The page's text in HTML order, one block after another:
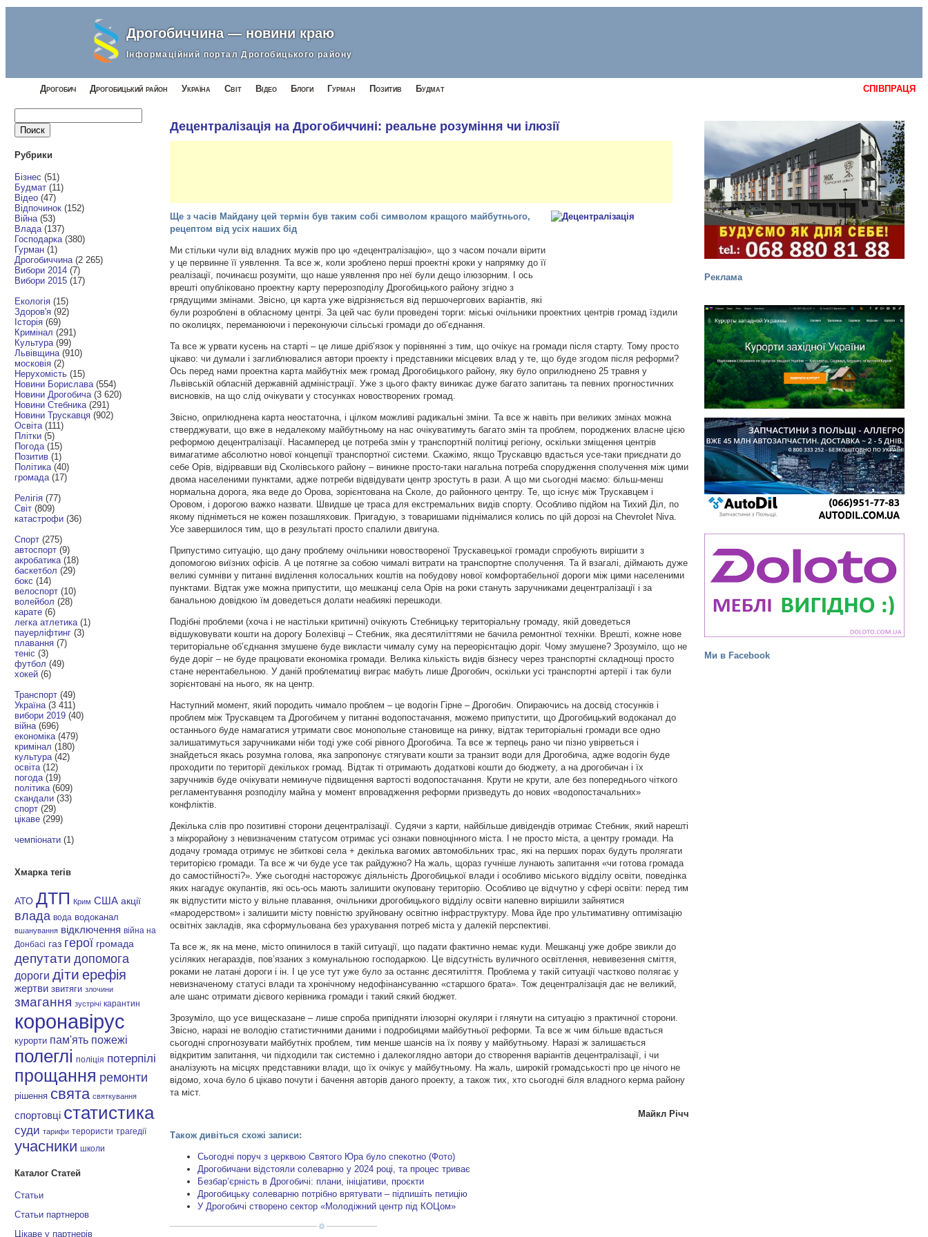
Дрогобиччина — новини краю
Інформаційний портал Дрогобицького району
Дрогобич Дрогобицький район Україна Світ Відео Блоги Гурман СПІВПРАЦЯ
Позитив Будмат
Реклама
Ми в Facebook
Рубрики
Бізнес (51)
Будмат (11)
Відео (47)
Відпочинок (152)
Війна (53)
Влада (137)
Господарка (380)
Гурман (1)
Дрогобиччина (2 265)
Вибори 2014 (7)
Вибори 2015 (17)
Екологія (15)
Здоров'я (92)
Історія (69)
Кримінал (291)
Культура (99)
Львівщина (910)
московія (2)
Нерухомість (15)
Новини Борислава (554)
Новини Дрогобича (3 620)
Новини Стебника (291)
Новини Трускавця (902)
Освіта (111)
Плітки (5)
Погода (15)
Позитив (1)
Політика (40)
громада (17)
Релігія (77)
Світ (809)
катастрофи (36)
Спорт (275)
автоспорт (9)
акробатика (18)
баскетбол (29)
бокс (14)
велоспорт (10)
волейбол (28)
карате (6)
легка атлетика (1)
пауерліфтинг (3)
плавання (7)
теніс (3)
футбол (49)
хокей (6)
Транспорт (49)
Україна (3 411)
вибори 2019 (40)
війна (696)
економіка (479)
кримінал (180)
культура (42)
освіта (12)
погода (19)
політика (609)
скандали (33)
спорт (29)
цікаве (299)
чемпіонати (1)
Хмарка тегів
АТО ДТП Крим США акції
влада вода водоканал
вшанування відключення війна на
Донбасі газ герої громада
депутати допомога
дороги діти ерефія
жертви звитяги злочини
змагання зустрічі карантин
коронавірус
курорти пам'ять пожежі
полеглі поліція потерпілі
прощання ремонти
рішення свята святкування
спортовці статистика
суди тарифи терористи трагедії
учасники школи
Каталог Статей
Статьи
Статьи партнеров
Цікаве у партнерів
Децентралізація на Дрогобиччині: реальне розуміння чи ілюзії
Ще з часів Майдану цей термін був таким собі символом кращого майбутнього,
рецептом від усіх наших бід
Ми стільки чули від владних мужів про цю «децентралізацію», що з часом почали вірити
у це первинне її уявлення. Та все ж, коли зроблено перші проектні кроки у напрямку до її
реалізації, починаєш розуміти, що наше уявлення про неї були дещо ілюзорним. І ось
врешті опубліковано проектну карту перерозподілу Дрогобицького району згідно з
грядущими змінами. Звісно, ця карта уже відрізняється від першочергових варіантів, які
були розроблені в обласному центрі. За цей час були проведені торги: міські очільники проектних центрів громад їздили
по околицях, переманюючи і переконуючи сільські громади до об’єднання.
Та все ж урвати кусень на старті – це лише дріб’язок у порівнянні з тим, що очікує на громади після старту. Тому просто
цікаво: чи думали і заглиблювалися автори проекту і представники місцевих влад у те, що буде згодом після реформи?
Ось перед нами проектна карта майбутніх меж громад Дрогобицького району, яку було оприлюднено 25 травня у
Львівській обласній державній адміністрації. Уже з цього факту виникає дуже багато запитань та певних прогностичних
висновків, на що слід очікувати у стосунках новостворених громад.
Звісно, оприлюднена карта неостаточна, і цілком можливі радикальні зміни. Та все ж навіть при великих змінах можна
стверджувати, що вже в недалекому майбутньому на нас очікуватимуть багато змін та проблем, породжених власне цією
реформою децентралізації. Насамперед це потреба змін у транспортній політиці регіону, оскільки зміщення центрів
вимагатиме абсолютно нової концепції транспортної системи. Скажімо, якщо Трускавцю вдасться усе-таки приєднати до
себе Орів, відірвавши від Сколівського району – виникне просто-таки нагальна потреба спорудження сполучення між цими
двома населеними пунктами, адже потреби відвідувати центр зростуть в рази. А що ми сьогодні маємо: більш-менш
нормальна дорога, яка веде до Орова, зорієнтована на Сколе, до районного центру. Те, що існує між Трускавцем і
Оровом, і дорогою важко назвати. Швидше це траса для екстремальних видів спорту. Особливо підйом на Тихий Діл, по
якому підніметься не кожен позашляховик. Пригадую, з товаришами піднімалися колись по цій дорозі на Chevrolet Niva.
Усе завершилося тим, що в результаті просто спалили двигуна.
Припустимо ситуацію, що дану проблему очільники новоствореної Трускавецької громади спробують вирішити з
допомогою виїзних офісів. А це потягне за собою чималі витрати на транспортне сполучення. Та й взагалі, діймають дуже
великі сумніви у питанні виділення колосальних коштів на побудову нової комфортабельної дороги між цими населеними
пунктами. Відтак уже можна припустити, що мешканці села Орів на роки стануть заручниками децентралізації і за
банальною довідкою їм доведеться долати неабиякі перешкоди.
Подібні проблеми (хоча і не настільки критичні) очікують Стебницьку територіальну громаду, якій доведеться
відшуковувати кошти на дорогу Болехівці – Стебник, яка десятиліттями не бачила ремонтної техніки. Врешті, кожне нове
територіальне об’єднання змушене буде викласти чималу суму на переорієнтацію доріг. Чому змушене? Зрозуміло, що не
буде доріг – не буде працювати економіка громади. Велика кількість видів бізнесу через транспортні складнощі просто
стане нерентабельною. У даній проблематиці виграє мабуть лише Дрогобич, оскільки усі транспортні артерії і так були
зорієнтовані на нього, як на центр.
Наступний момент, який породить чимало проблем – це водогін Гірне – Дрогобич. Опираючись на досвід стосунків і
проблем між Трускавцем та Дрогобичем у питанні водопостачання, можемо припустити, що Дрогобицький водоканал до
останнього буде намагатися утримати своє монопольне становище на ринку, відтак територіальні громади все одно
залишатимуться заручниками ніби тоді уже собі рівного Дрогобича. Та все ж терпець рано чи пізно увірветься і
знайдеться якась розумна голова, яка запропонує стягувати кошти за транзит води для Дрогобича, адже водогін буде
проходити по території декількох громад. Відтак ті отримають додаткові кошти до бюджету, а на дрогобичан і їх
заручників буде очікувати неминуче підвищення вартості водопостачання. Крути не крути, але без попереднього чіткого
регламентування розподілу майна у момент впровадження реформи призведуть до нових «водопостачальних»
конфліктів.
Декілька слів про позитивні сторони децентралізації. Судячи з карти, найбільше дивідендів отримає Стебник, який нарешті
з мікрорайону з невизначеним статусом отримає усі ознаки повноцінного міста. І не просто міста, а центру громади. На
додачу громада отримує не збиткові села + декілька вагомих автомобільних трас, які на перших порах будуть пролягати
територією громади. Та все ж чи буде усе так райдужно? На жаль, щораз гучніше лунають запитання «чи готова громада
до самостійності?». Уже сьогодні насторожує діяльність Дрогобицької влади і особливо міського відділу освіти, поведінка
яких нагадує окупантів, які ось-ось мають залишити окуповану територію. Особливо це відчутно у сфері освіти: перед тим
як відпустити місто у вільне плавання, очільники дрогобицького відділу освіти напевно вирішили зайнятися
«мародерством» і залишити місту повністю зруйновану освітню інфраструктуру. Мова йде про ультимативну оптимізацію
освітніх закладів, яка сформульована без урахування потреб міста у далекій перспективі.
Та все ж, як на мене, місто опинилося в такій ситуації, що падати фактично немає куди. Мешканці уже добре звикли до
усіляких негараздів, пов’язаних з комунальною господаркою. Це відсутність вуличного освітлення, невивезення сміття,
роками не латані дороги і ін. І це усе тут уже було за останнє десятиліття. Проблема у такій ситуації частково полягає у
невизначеному статусі влади та хронічному недофінансуванню «старшого брата». Тож децентралізація дає не великий,
але шанс отримати дієвого керівника громади і такий сякий бюджет.
Зрозуміло, що усе вищесказане – лише спроба припідняти ілюзорні окуляри і глянути на ситуацію з практичної сторони.
Звісно, наразі не володію статистичними даними і подробицями майбутньої реформи. Та все ж чим більше вдасться
сьогодні спрогнозувати майбутніх проблем, тим менше шансів на їх появу у майбутньому. Наразі ж залишається
відкритим запитання, чи підходили так системно і далекоглядно автори до створення варіантів децентралізації, і чи
аналізують на місцях представники влади, що їх очікує у майбутньому. На жаль, широкій громадськості про це нічого не
відомо, хоча було б цікаво почути і бачення авторів даного проекту, а також тих, хто сьогодні біля владного керма району
та міст.
Майкл Річч
Також дивіться схожі записи:
Сьогодні поруч з церквою Святого Юра було спекотно (Фото)
Дрогобичани відстояли солеварню у 2024 році, та процес триває
Безбар’єрність в Дрогобичі: плани, ініціативи, проєкти
Дрогобицьку солеварню потрібно врятувати – підпишіть петицію
У Дрогобичі створено сектор «Молодіжний центр під КОЦом»